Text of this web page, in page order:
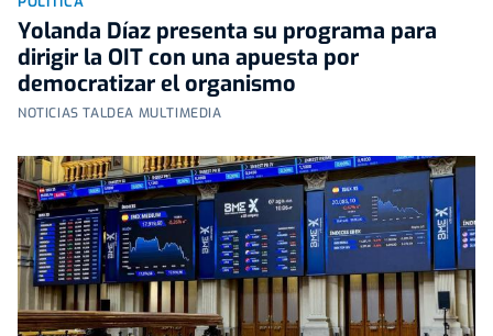
Yolanda Díaz presenta su programa para
dirigir la OIT con una apuesta por
democratizar el organismo
NOTICIAS TALDEA MULTIMEDIA